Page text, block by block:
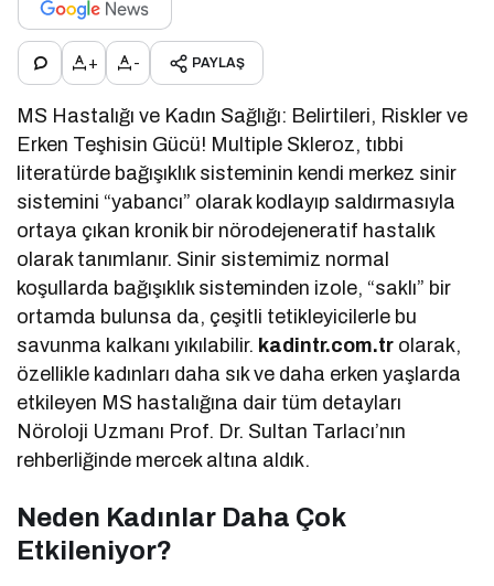
+ - PAYLAŞ
MS Hastalığı ve Kadın Sağlığı: Belirtileri, Riskler ve
Erken Teşhisin Gücü! Multiple Skleroz, tıbbi
literatürde bağışıklık sisteminin kendi merkez sinir
sistemini “yabancı” olarak kodlayıp saldırmasıyla
ortaya çıkan kronik bir nörodejeneratif hastalık
olarak tanımlanır. Sinir sistemimiz normal
koşullarda bağışıklık sisteminden izole, “saklı” bir
ortamda bulunsa da, çeşitli tetikleyicilerle bu
savunma kalkanı yıkılabilir. kadintr.com.tr olarak,
özellikle kadınları daha sık ve daha erken yaşlarda
etkileyen MS hastalığına dair tüm detayları
Nöroloji Uzmanı Prof. Dr. Sultan Tarlacı’nın
rehberliğinde mercek altına aldık.
Neden Kadınlar Daha Çok
Etkileniyor?